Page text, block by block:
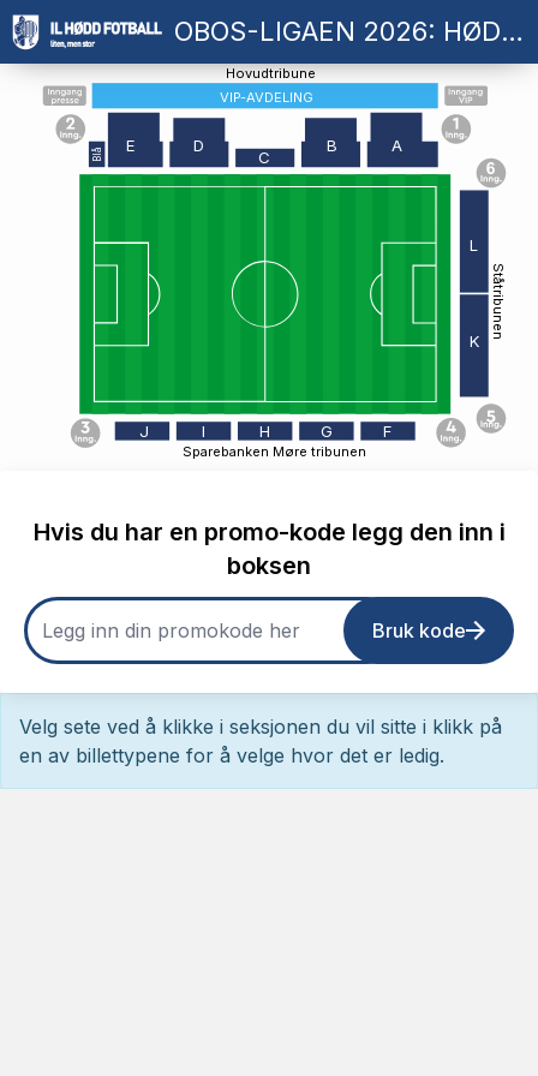
OBOS-LIGAEN 2026: HØDD - STRØMSGODSET
A
B
C
D
E
Blå
F
G
H
I
J
K
L
Hovudtribune
Sparebanken Møre tribunen
Ståtribunen
VIP-AVDELING
Hvis du har en promo-kode legg den inn i
boksen
Bruk kode
Velg sete ved å klikke i seksjonen du vil sitte i klikk på
en av billettypene for å velge hvor det er ledig.